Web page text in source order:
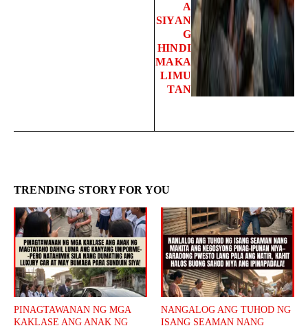
A
SIYAN
G
HINDI
MAKA
LIMU
TAN
TRENDING STORY FOR YOU
PINAGTAWANAN NG MGA
KAKLASE ANG ANAK NG
NANGALOG ANG TUHOD NG
ISANG SEAMAN NANG